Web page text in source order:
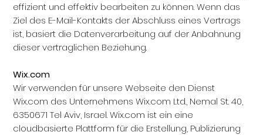
effizient und effektiv bearbeiten zu können. Wenn das
Ziel des E-Mail-Kontakts der Abschluss eines Vertrags
ist, basiert die Datenverarbeitung auf der Anbahnung
dieser vertraglichen Beziehung.
Wix.com
Wir verwenden für unsere Webseite den Dienst
Wix.com des Unternehmens Wix.com Ltd., Nemal St. 40,
6350671 Tel Aviv, Israel. Wix.com ist ein eine
cloudbasierte Plattform für die Erstellung, Publizierung